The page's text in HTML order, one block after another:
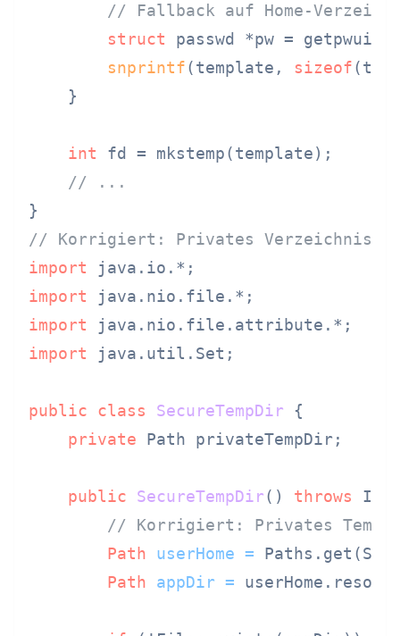
// Fallback auf Home-
struct passwd *pw =
snprintf(template, sizeof
    }
int fd = mkstemp(template);
// ...
// Korrigiert: Privates Verzeichnis für
import
import
import
import java.util.Set;
public class SecureTempDir {
private Path privateTempDir;
public SecureTempDir() throws
// Korrigiert: Privates Temp-
Path
userHome =
Path
appDir =